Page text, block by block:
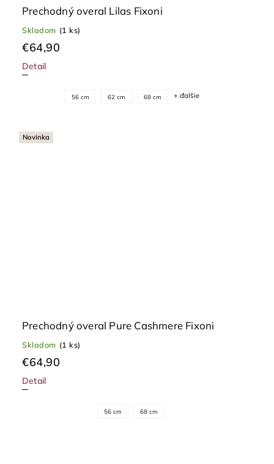
Prechodný overal Lilas Fixoni
Skladom (1 ks)
€64,90
Detail
56 cm 62 cm 68 cm + ďalšie
Novinka
Prechodný overal Pure Cashmere Fixoni
Skladom (1 ks)
€64,90
Detail
56 cm 68 cm